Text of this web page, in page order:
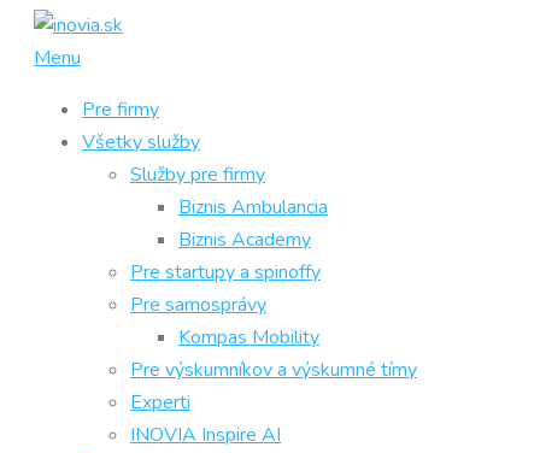
Prejsť
Menu
Pre firmy
Všetky služby
Služby pre firmy
Biznis Ambulancia
Biznis Academy
Pre startupy a spinoffy
Pre samosprávy
Kompas Mobility
Pre výskumníkov a výskumné tímy
Experti
INOVIA Inspire AI